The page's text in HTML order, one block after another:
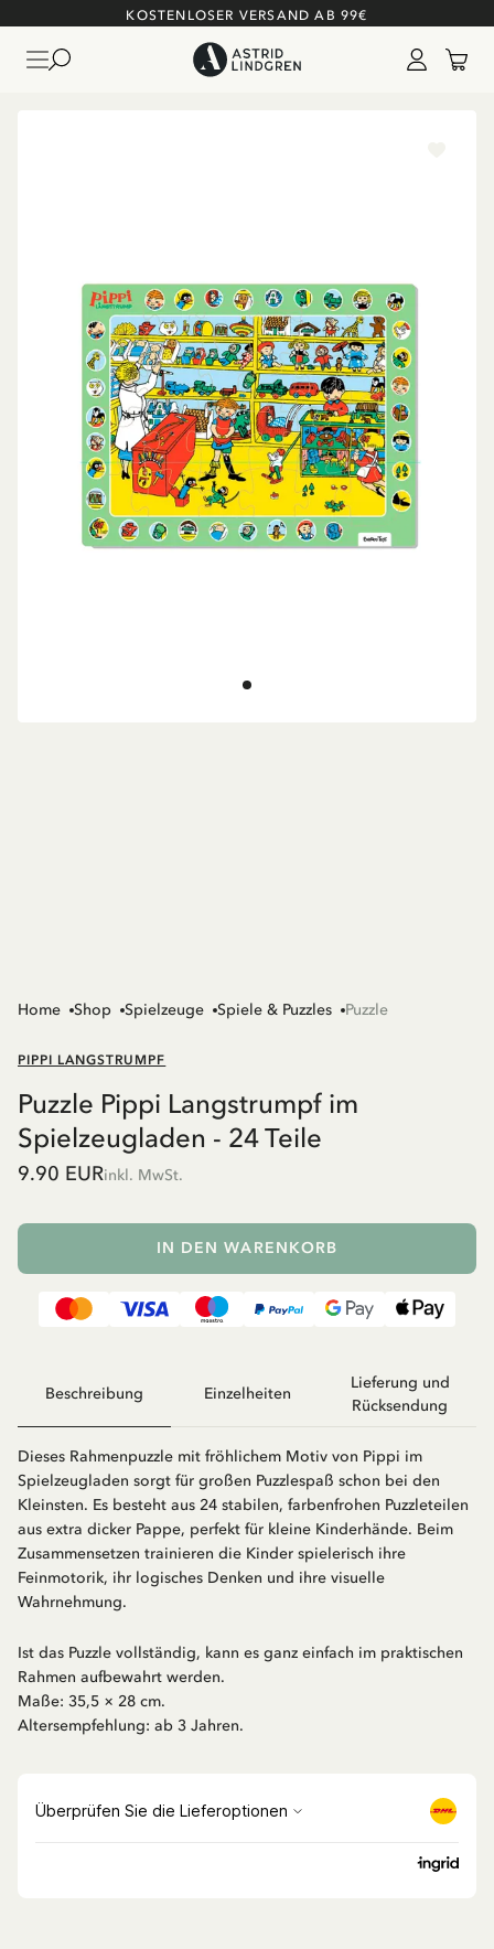
KOSTENLOSER VERSAND AB 99€
Home Shop Spielzeuge Spiele & Puzzles Puzzle
PIPPI LANGSTRUMPF
Puzzle Pippi Langstrumpf im
Spielzeugladen - 24 Teile
9.90 EURinkl. MwSt.
IN DEN WARENKORB
Beschreibung Einzelheiten
Lieferung und
Rücksendung
Dieses Rahmenpuzzle mit fröhlichem Motiv von Pippi im
Spielzeugladen sorgt für großen Puzzlespaß schon bei den
Kleinsten. Es besteht aus 24 stabilen, farbenfrohen Puzzleteilen
aus extra dicker Pappe, perfekt für kleine Kinderhände. Beim
Zusammensetzen trainieren die Kinder spielerisch ihre
Feinmotorik, ihr logisches Denken und ihre visuelle
Wahrnehmung.
Ist das Puzzle vollständig, kann es ganz einfach im praktischen
Rahmen aufbewahrt werden.
Maße: 35,5 × 28 cm.
Altersempfehlung: ab 3 Jahren.